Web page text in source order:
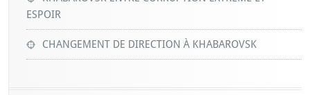
ESPOIR
CHANGEMENT DE DIRECTION À KHABAROVSK